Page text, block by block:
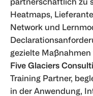
Heatmaps,
Network und
gezielte
Five Glaciers
Training Partner,
in der Anwendung,